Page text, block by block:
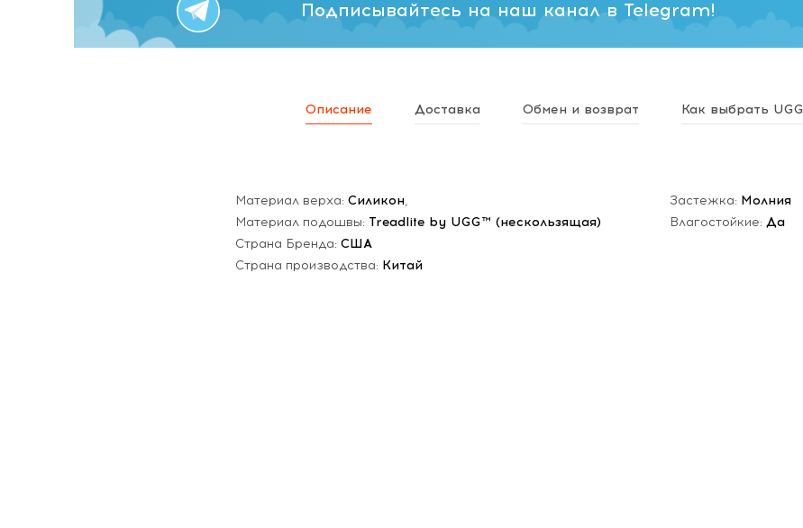
Подписывайтесь на наш канал в Telegram!
Описание Доставка Обмен и возврат Как выбрать UGG
Материал верха: Силикон,
Материал подошвы: Treadlite by UGG™ (нескользящая)
Страна Бренда: США
Страна производства: Китай
Застежка: Молния
Влагостойкие: Да